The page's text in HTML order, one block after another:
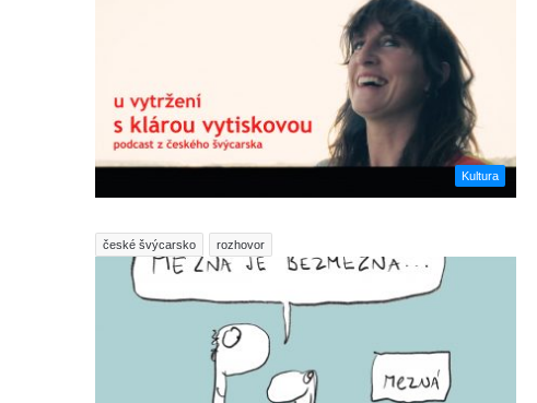
Kultura
české švýcarsko rozhovor